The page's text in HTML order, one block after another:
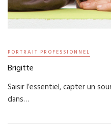
PORTRAIT PROFESSIONNEL
Brigitte
Saisir l’essentiel, capter un
dans…